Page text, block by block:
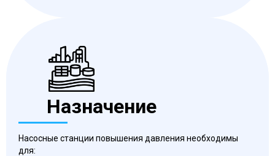
Назначение
Насосные станции повышения давления необходимы
для: